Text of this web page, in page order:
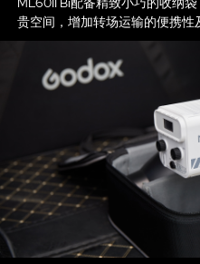
贵空间，增加转场运输的便携性